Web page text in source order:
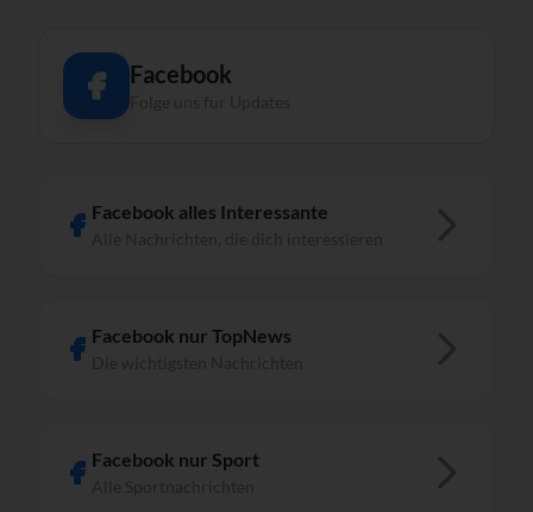
Facebook
Facebook alles Interessante
Facebook nur TopNews
Facebook nur Sport